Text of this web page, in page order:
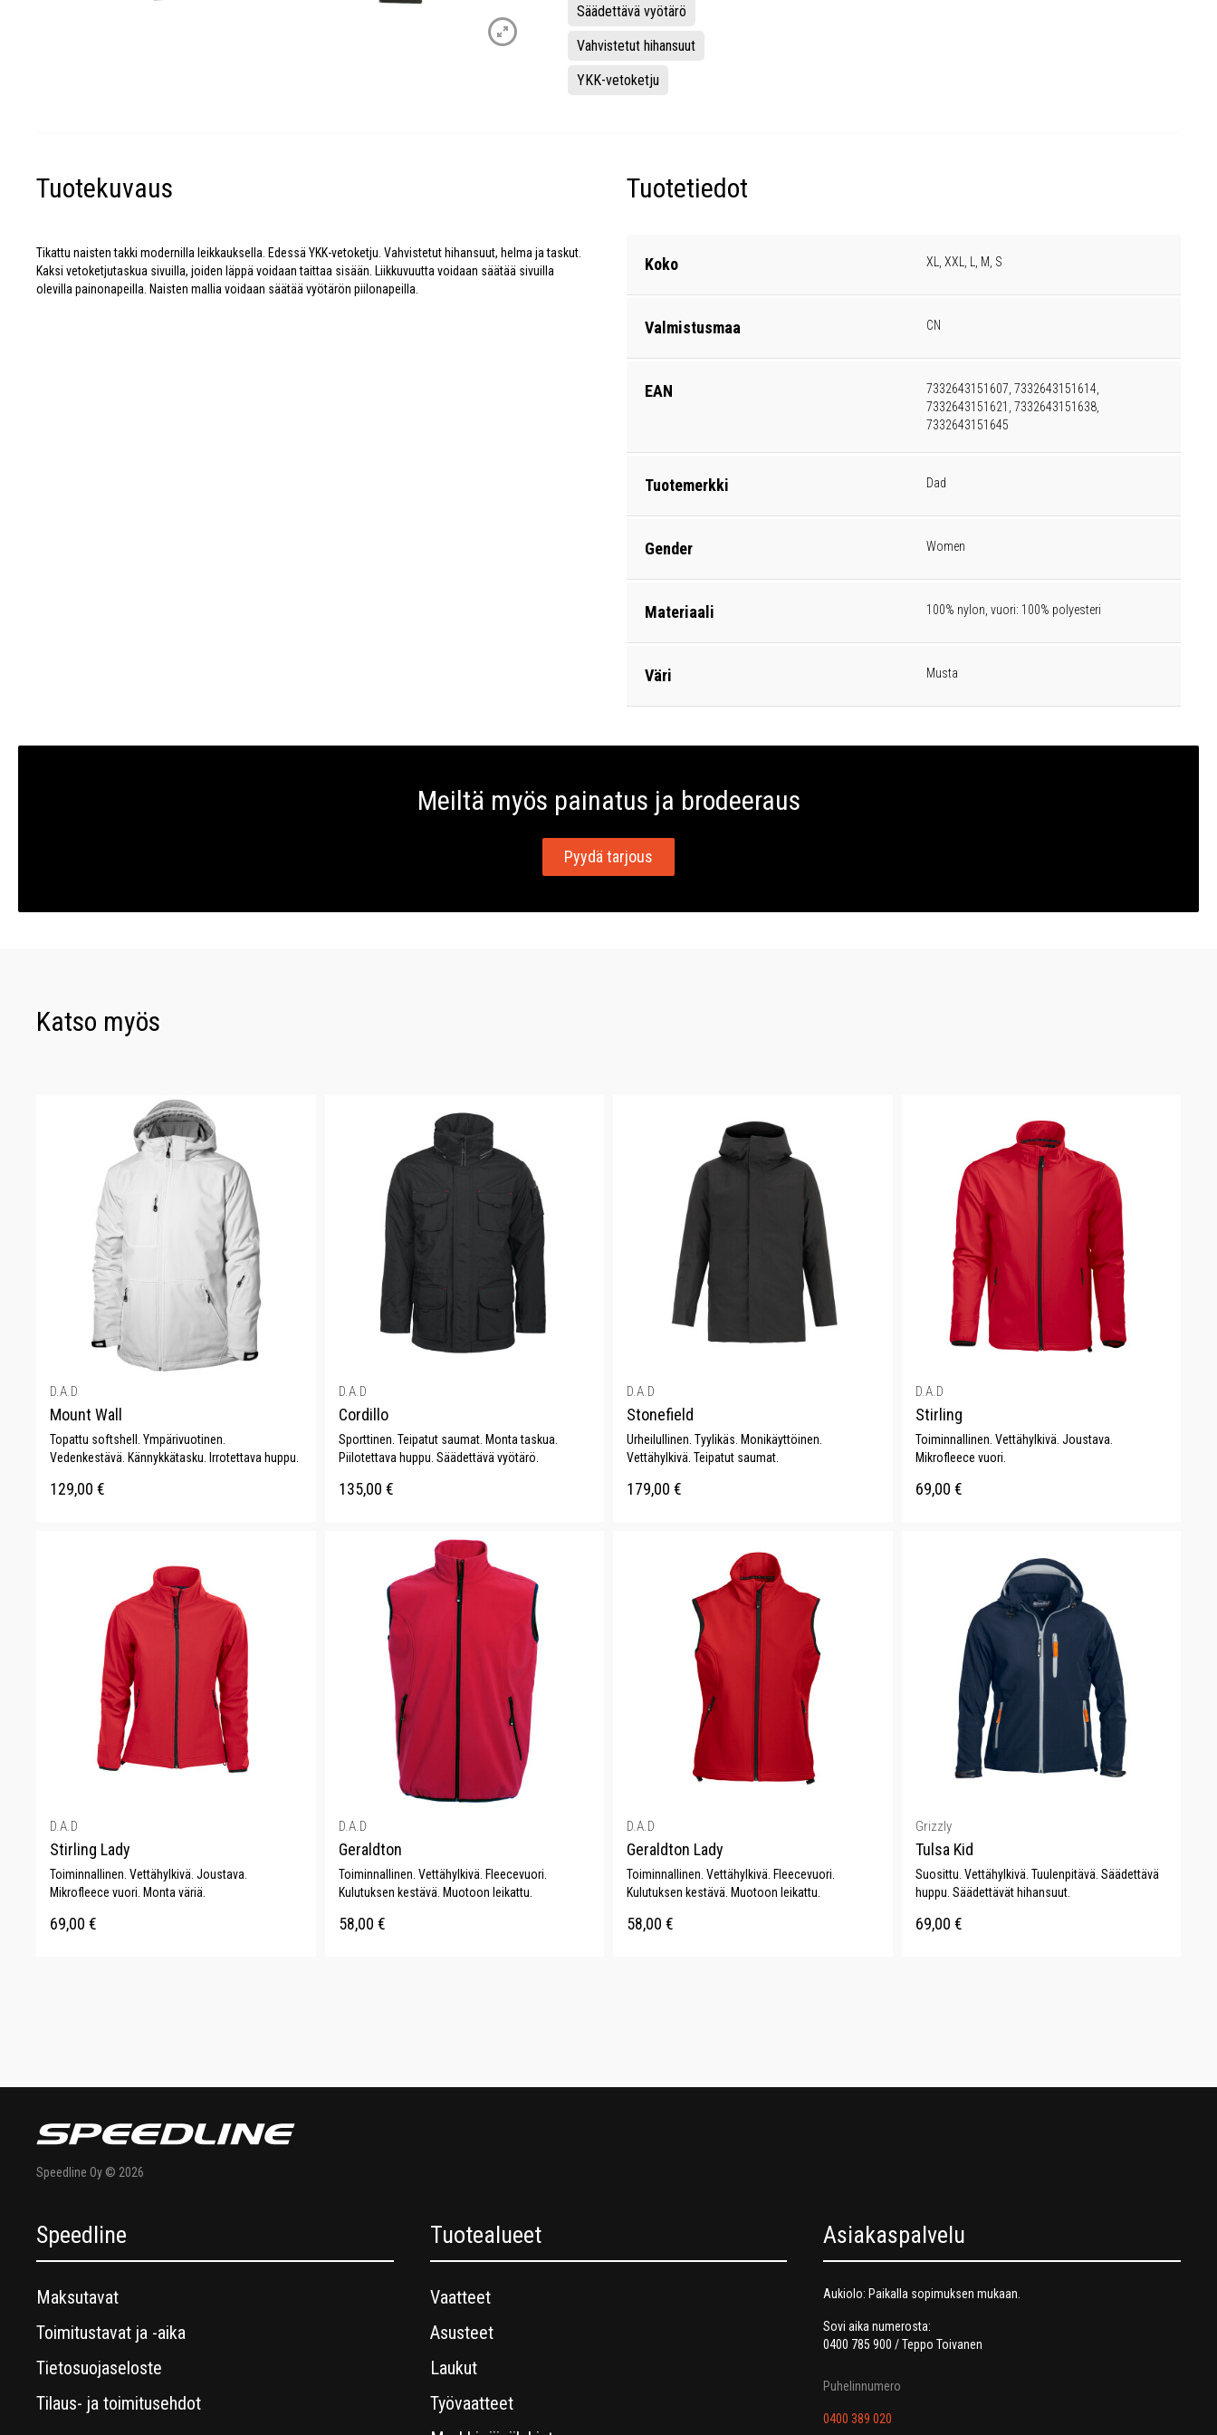
Säädettävä vyötärö
Vahvistetut hihansuut
YKK-vetoketju
Tuotekuvaus
Tikattu naisten takki modernilla leikkauksella. Edessä YKK-vetoketju. Vahvistetut hihansuut, helma ja taskut.
Kaksi vetoketjutaskua sivuilla, joiden läppä voidaan taittaa sisään. Liikkuvuutta voidaan säätää sivuilla
olevilla painonapeilla. Naisten mallia voidaan säätää vyötärön piilonapeilla.
Tuotetiedot
Koko XL, XXL, L, M, S
Valmistusmaa CN
EAN
7332643151607, 7332643151614,
7332643151621, 7332643151638,
7332643151645
Tuotemerkki Dad
Gender Women
Materiaali 100% nylon, vuori: 100% polyesteri
Väri Musta
Meiltä myös painatus ja brodeeraus
Pyydä tarjous
Katso myös
D.A.D
Mount Wall
Topattu softshell. Ympärivuotinen.
Vedenkestävä. Kännykkätasku. Irrotettava huppu.
129,00 €
D.A.D
Cordillo
Sporttinen. Teipatut saumat. Monta taskua.
Piilotettava huppu. Säädettävä vyötärö.
135,00 €
D.A.D
Stonefield
Urheilullinen. Tyylikäs. Monikäyttöinen.
Vettähylkivä. Teipatut saumat.
179,00 €
D.A.D
Stirling
Toiminnallinen. Vettähylkivä. Joustava.
Mikrofleece vuori.
69,00 €
D.A.D
Stirling Lady
Toiminnallinen. Vettähylkivä. Joustava.
Mikrofleece vuori. Monta väriä.
69,00 €
D.A.D
Geraldton
Toiminnallinen. Vettähylkivä. Fleecevuori.
Kulutuksen kestävä. Muotoon leikattu.
58,00 €
D.A.D
Geraldton Lady
Toiminnallinen. Vettähylkivä. Fleecevuori.
Kulutuksen kestävä. Muotoon leikattu.
58,00 €
Grizzly
Tulsa Kid
Suosittu. Vettähylkivä. Tuulenpitävä. Säädettävä
huppu. Säädettävät hihansuut.
69,00 €
Speedline Oy © 2026
Speedline
Maksutavat
Toimitustavat ja -aika
Tietosuojaseloste
Tilaus- ja toimitusehdot
Tuotealueet
Vaatteet
Asusteet
Laukut
Työvaatteet
Asiakaspalvelu
Aukiolo: Paikalla sopimuksen mukaan.
Sovi aika numerosta:
0400 785 900 / Teppo Toivanen
Puhelinnumero
0400 389 020